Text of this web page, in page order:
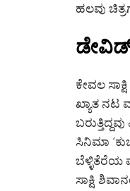
ಹಲವು
ಕೇವಲ
ಖ್ಯಾತ ನಟ
ಸಿನಿಮಾ
ಬೆಳ್ಳಿತೆರೆಯ
ಸಾಕ್ಷಿ